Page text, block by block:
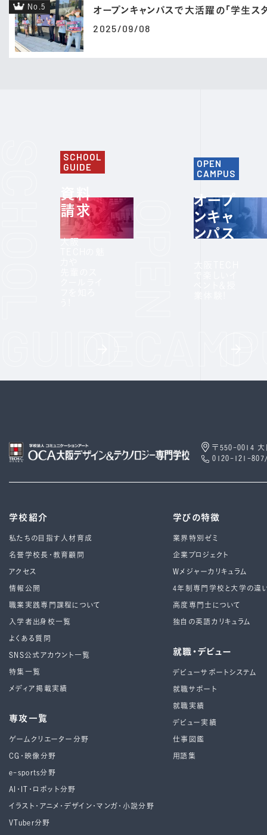
No.5 オープンキャンパスで大活躍の「学生ス
2025/09/08
SCHOOL
GUIDE
資料
請求
大阪
OPEN
CAMPUS
オープ
ンキャ
ンパス
で楽しいイ
ベント＆授
業体験!
〒550-0014 大
0120-121-
学校紹介
私たちの目指す人材育成
名誉学校長・教育顧問
アクセス
情報公開
職業実践専門課程について
入学者出身校一覧
よくある質問
SNS公式アカウント一覧
特集一覧
メディア掲載実績
専攻一覧
ゲームクリエーター分野
CG・映像分野
e-sports分野
AI・IT・ロボット分野
イラスト・アニメ・デザイン・マンガ・小説分野
VTuber分野
学びの特徴
業界特別ゼミ
企業プロジェクト
Wメジャーカリキュラム
4年制専⾨学校と⼤学の違
高度専門士について
独自の英語カリキュラム
就職・デビュー
デビューサポートシステム
就職サポート
就職実績
デビュー実績
仕事図鑑
用語集